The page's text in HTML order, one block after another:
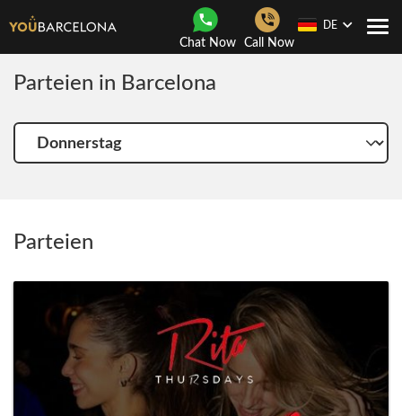
Chat Now Call Now
DE
Parteien in Barcelona
Wähle
einen
Parteien